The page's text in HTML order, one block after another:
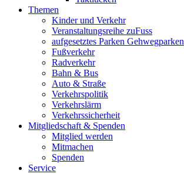
Themen
Kinder und Verkehr
Veranstaltungsreihe zuFuss
aufgesetztes Parken Gehwegparken
Fußverkehr
Radverkehr
Bahn & Bus
Auto & Straße
Verkehrspolitik
Verkehrslärm
Verkehrssicherheit
Mitgliedschaft & Spenden
Mitglied werden
Mitmachen
Spenden
Service